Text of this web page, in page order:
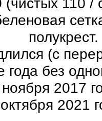
полукрест.
(с
года без
2017
октября 2021